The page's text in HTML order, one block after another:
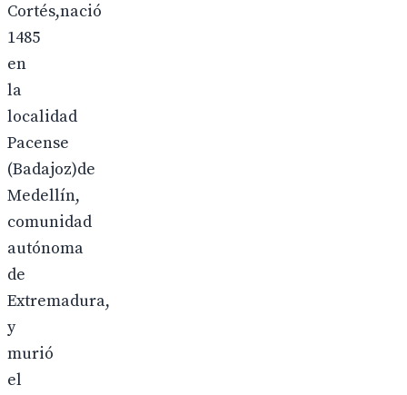
Cortés,nació
1485
en
la
localidad
Pacense
(Badajoz)de
Medellín,
comunidad
autónoma
de
Extremadura,
y
murió
el